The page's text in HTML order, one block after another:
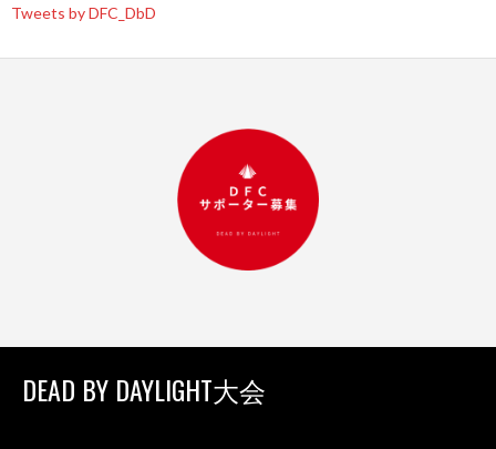
Tweets by DFC_DbD
DEAD BY DAYLIGHT大会